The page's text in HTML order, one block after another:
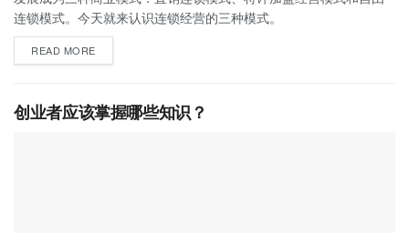
连锁模式。今天就来认识连锁经营的三种模式。
READ MORE
创业者应该掌握哪些知识？